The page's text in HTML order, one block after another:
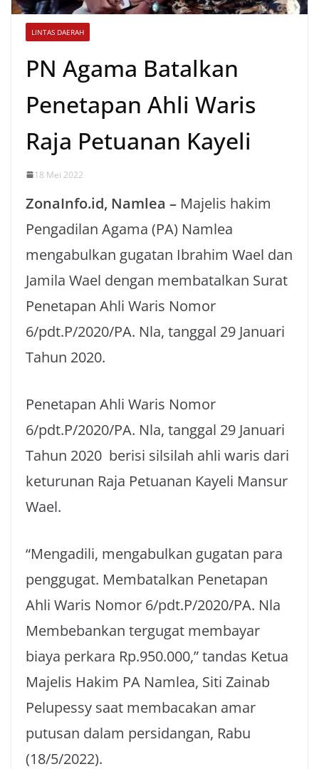
LINTAS DAERAH
PN Agama Batalkan
Penetapan Ahli Waris
Raja Petuanan Kayeli
18 Mei 2022
ZonaInfo.id, Namlea – Majelis hakim
Pengadilan Agama (PA) Namlea
mengabulkan gugatan Ibrahim Wael dan
Jamila Wael dengan membatalkan Surat
Penetapan Ahli Waris Nomor
6/pdt.P/2020/PA. Nla, tanggal 29 Januari
Tahun 2020.
Penetapan Ahli Waris Nomor
6/pdt.P/2020/PA. Nla, tanggal 29 Januari
Tahun 2020 berisi silsilah ahli waris dari
keturunan Raja Petuanan Kayeli Mansur
Wael.
“Mengadili, mengabulkan gugatan para
penggugat. Membatalkan Penetapan
Ahli Waris Nomor 6/pdt.P/2020/PA. Nla
Membebankan tergugat membayar
biaya perkara Rp.950.000,” tandas Ketua
Majelis Hakim PA Namlea, Siti Zainab
Pelupessy saat membacakan amar
putusan dalam persidangan, Rabu
(18/5/2022).